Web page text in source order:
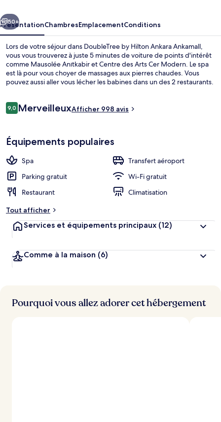
Ankamall
Suivant
50+
PrésentationChambresEmplacementConditions
Lors de votre séjour dans DoubleTree by Hilton Ankara Ankamall,
vous vous trouverez à juste 5 minutes de voiture de points d'intérêt
comme Mausolée Anıtkabir et Centre des Arts Cer Modern. Le spa
est là pour vous choyer de massages aux pierres chaudes. Vous
pouvez aussi aller vous lécher les babines dans un des 2 restaurants.
soucis. Les autres voyageurs adorent le personnel attentionné. Les
Avis
voyageurs
9,09,0 sur 10
MerveilleuxAfficher 998 avis
Équipements populaires
Spa
Transfert aéroport
Parking gratuit
Wi-Fi gratuit
Restaurant
Climatisation
Tout afficher
Services et équipements principaux (12)
Comme à la maison (6)
Pourquoi vous allez adorer cet hébergement